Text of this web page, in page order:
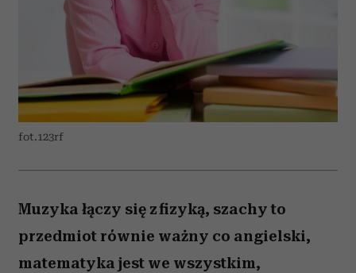
fot.123rf
Muzyka łączy się z fizyką, szachy to
przedmiot równie ważny co angielski,
matematyka jest we wszystkim,